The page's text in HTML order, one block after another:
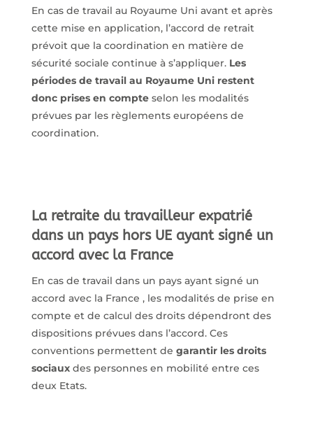
En cas de travail au Royaume Uni avant et après
cette mise en application, l’accord de retrait
prévoit que la coordination en matière de
sécurité sociale continue à s’appliquer. Les
périodes de travail au Royaume Uni restent
donc prises en compteselon les modalités
prévues par les règlements européens de
coordination.
La retraite du travailleur expatrié
dans un pays hors UE ayant signé un
accord avec la France
En cas de travail dans un pays ayant signé un
accord avec la France , les modalités de prise en
compte et de calcul des droits dépendront des
dispositions prévues dans l’accord. Ces
conventions permettent de garantir les droits
sociauxdes personnes en mobilité entre ces
deux Etats.